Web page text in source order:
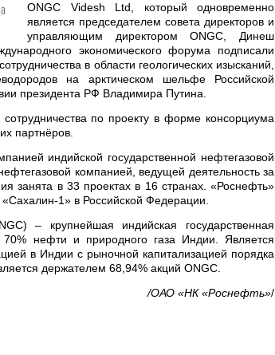
ONGC Videsh Ltd, который одновременно
является председателем совета директоров и
управляющим директором ONGC, Динеш
экономического форума подписали
в области геологических изысканий,
на арктическом шельфе Российской
президента РФ Владимира Путина.
по проекту в форме консорциума
партнёров.
индийской государственной нефтегазовой
компанией, ведущей деятельность за
занята в 33 проектах в 16 странах. «Роснефть»
1» в Российской Федерации.
– крупнейшая индийская государственная
70% нефти и природного газа Индии. Является
в Индии с рыночной капитализацией порядка
держателем 68,94% акций ONGC.
/ОАО «НК «Роснефть»/